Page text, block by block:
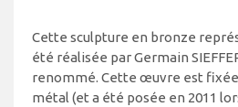
Cette sculpture en bronze
été réalisée par Germain
renommé. Cette œuvre est fixée
métal (et a été posée en 2011